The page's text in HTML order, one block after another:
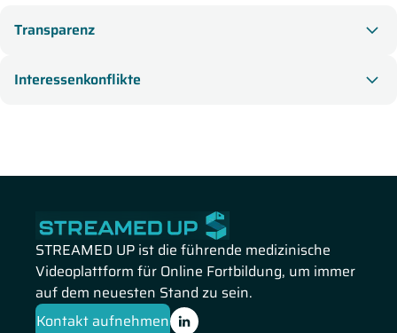
Das fortgeschrittene Parkinson-Syndrom: eine klinische
Herausforderung
vor. Sie informiert Sie zur S3-Leitlinie des
Therapieentscheidung. Außerdem erläutert sie mögliche
Transparenz
Interessenkonflikte
STREAMED UP ist die führende medizinische
Videoplattform für Online Fortbildung, um immer
auf dem neuesten Stand zu sein.
Kontakt aufnehmen